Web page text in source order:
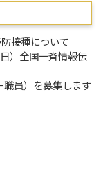
接種について
）全国一斉情報伝
職員）を募集します